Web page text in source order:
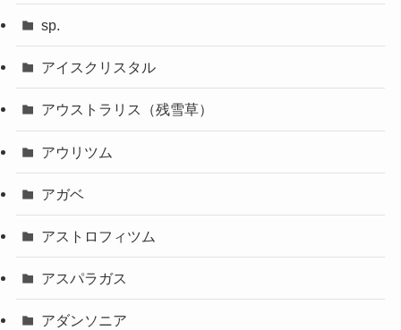
sp.
アイスクリスタル
アウストラリス（残雪草）
アウリツム
アガベ
アストロフィツム
アスパラガス
アダンソニア